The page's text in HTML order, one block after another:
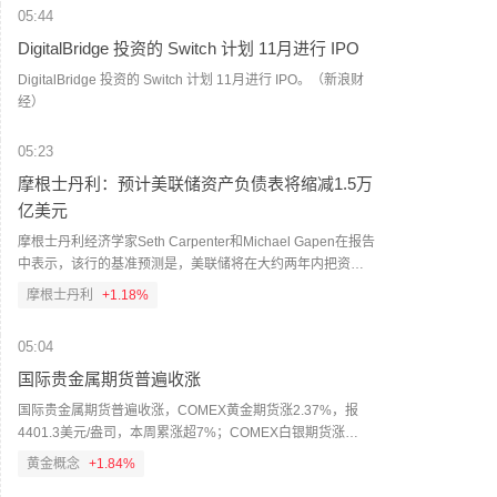
05:44
DigitalBridge 投资的 Switch 计划 11月进行 IPO
DigitalBridge 投资的 Switch 计划 11月进行 IPO。（新浪财
经）
05:23
摩根士丹利：预计美联储资产负债表将缩减1.5万
亿美元
摩根士丹利经济学家Seth Carpenter和Michael Gapen在报告
中表示，该行的基准预测是，美联储将在大约两年内把资产
负债表规模缩减约1.5万亿美元，最早可能从2027年第一季度
摩根士丹利 +1.18%
05:04
国际贵金属期货普遍收涨
国际贵金属期货普遍收涨，COMEX黄金期货涨2.37%，报
4401.3美元/盎司，本周累涨超7%；COMEX白银期货涨
3.56%，报63.8美元/盎司，本周累涨超10%。
黄金概念 +1.84%